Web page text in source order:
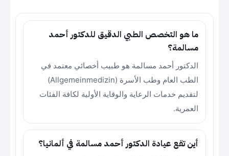
ما هو التخصص الطبي الدقيق للدكتور أحمد
مسالمة؟
الدكتور أحمد مسالمة هو طبيب أخصائي معتمد في
الطب العام وطب الأسرة (Allgemeinmedizin)
لتقديم خدمات الرعاية والوقاية الأولية لكافة الفئات
العمرية.
أين تقع عيادة الدكتور أحمد مسالمة في ألمانيا؟